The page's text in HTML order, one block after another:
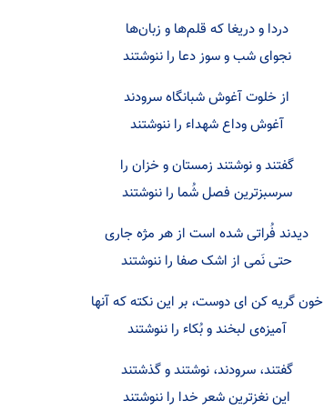
دردا و دریغا که قلم‌ها و زبان‌ها
نجوای شب و سوز دعا را ننوشتند
از خلوت آغوش شبانگاه سرودند
آغوش وداع شهداء را ننوشتند
گفتند و نوشتند زمستان و خزان را
سرسبزترین فصل شُما را ننوشتند
دیدند فُراتی شده است از هر مژه جاری
حتی نَمی از اشک صفا را ننوشتند
خون گریه کن ای دوست، بر این نکته که آنها
آمیزه‌ی لبخند و بُکاء را ننوشتند
گفتند، سرودند، نوشتند و گذشتند
این نغزترین شعر خدا را ننوشتند